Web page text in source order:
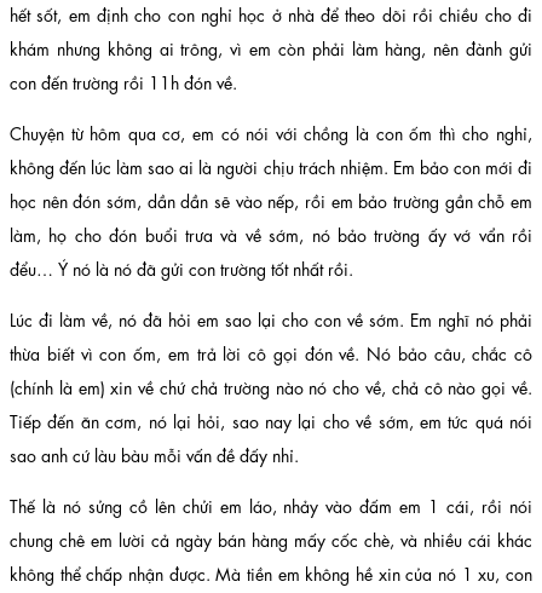
hết sốt, em định cho con nghỉ học ở nhà để theo dõi rồi chiều cho đi
khám nhưng không ai trông, vì em còn phải làm hàng, nên đành gửi
con đến trường rồi 11h đón về.
Chuyện từ hôm qua cơ, em có nói với chồng là con ốm thì cho nghỉ,
không đến lúc làm sao ai là người chịu trách nhiệm. Em bảo con mới đi
học nên đón sớm, dần dần sẽ vào nếp, rồi em bảo trường gần chỗ em
làm, họ cho đón buổi trưa và về sớm, nó bảo trường ấy vớ vẩn rồi
đểu… Ý nó là nó đã gửi con trường tốt nhất rồi.
Lúc đi làm về, nó đã hỏi em sao lại cho con về sớm. Em nghĩ nó phải
thừa biết vì con ốm, em trả lời cô gọi đón về. Nó bảo câu, chắc cô
(chính là em) xin về chứ chả trường nào nó cho về, chả cô nào gọi về.
Tiếp đến ăn cơm, nó lại hỏi, sao nay lại cho về sớm, em tức quá nói
sao anh cứ làu bàu mỗi vấn đề đấy nhỉ.
Thế là nó sửng cồ lên chửi em láo, nhảy vào đấm em 1 cái, rồi nói
chung chê em lười cả ngày bán hàng mấy cốc chè, và nhiều cái khác
không thể chấp nhận được. Mà tiền em không hề xin của nó 1 xu, con